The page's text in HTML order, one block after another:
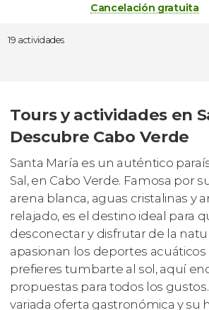
Cancelación gratuita
19 actividades
Tours y actividades en
Descubre Cabo Verde
Santa María es un auténtico
Sal, en Cabo Verde. Famosa por
arena blanca, aguas cristalinas y
relajado, es el destino ideal para
desconectar y disfrutar de la
apasionan los deportes acuáticos
prefieres tumbarte al sol, aquí
propuestas para todos los
variada oferta gastronómica y su